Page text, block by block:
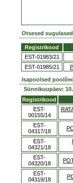
Otsesed
Registrikood
EST-01983/21
EST-01985/21
Isapoolsed
Sünnikuupäev:
Registrikood
EST-
00155/14
EST-
04317/18
EST-
04321/18
EST-
04320/18
EST-
04319/18